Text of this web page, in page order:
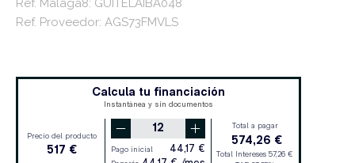
Ref. Malaga8: GUITELAIBA048
Ref. Proveedor: AGS73FMVLS